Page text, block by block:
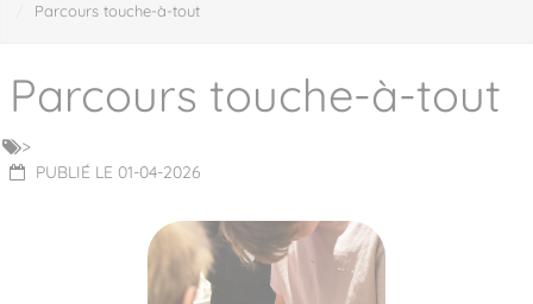
Parcours touche-à-tout
Parcours touche-à-tout
>
PUBLIÉ LE 01-04-2026